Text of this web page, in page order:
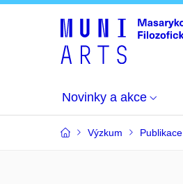
Novinky a akce
Výzkum Publikace